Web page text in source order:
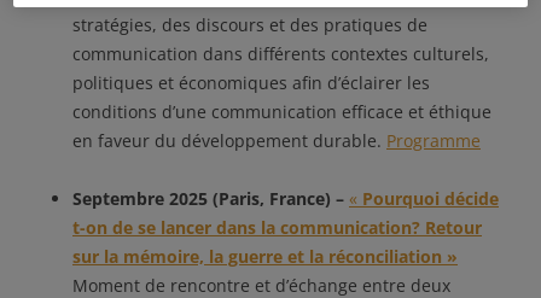
stratégies, des discours et des pratiques de
communication dans différents contextes culturels,
politiques et économiques afin d’éclairer les
conditions d’une communication efficace et éthique
en faveur du développement durable. Programme
Septembre 2025 (Paris, France) – « Pourquoi décide
t-on de se lancer dans la communication? Retour
sur la mémoire, la guerre et la réconciliation »
Moment de rencontre et d’échange entre deux